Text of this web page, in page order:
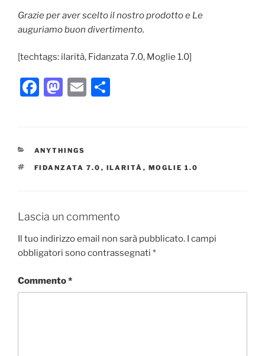
Grazie per aver scelto il nostro prodotto e Le
auguriamo buon divertimento.
[techtags: ilarità, Fidanzata 7.0, Moglie 1.0]
F
e
b
k
M
o
d
E
vi
CATEGORIE
ANYTHINGS
TAG
FIDANZATA 7.0 , ILARITÀ , MOGLIE 1.0
Lascia un commento
Il tuo indirizzo email non sarà pubblicato. I campi
obbligatori sono contrassegnati *
Commento*